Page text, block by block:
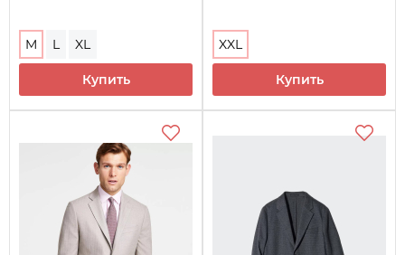
M L XL
Купить
XXL
Купить